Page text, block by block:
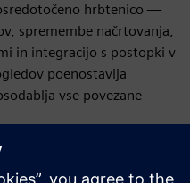
hrbtenico —
spremembe načrtovanja,
in integracijo s postopki v
poenostavlja
vse povezane
s snopi, da zmanjšate
postavitev